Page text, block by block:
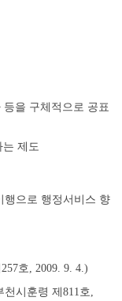
을 구체적으로 공표
는 제도
행으로 행정서비스 향
호, 2009. 9. 4.)
천시훈령 제811호,